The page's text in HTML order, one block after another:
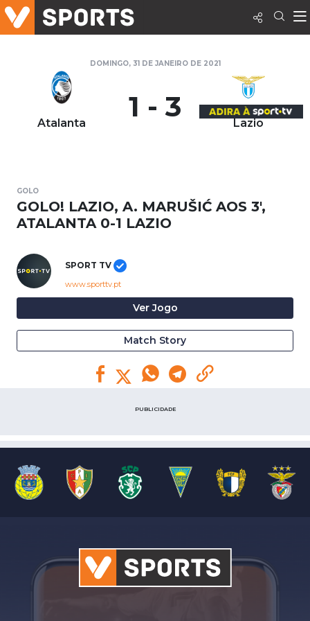
DOMINGO, 31 DE JANEIRO DE 2021
Atalanta 1 - 3 Lazio
GOLO
GOLO! LAZIO, A. MARUŠIĆ AOS 3',
ATALANTA 0-1 LAZIO
SPORT TV
www.sporttv.pt
Ver Jogo
Match Story
PUBLICIDADE